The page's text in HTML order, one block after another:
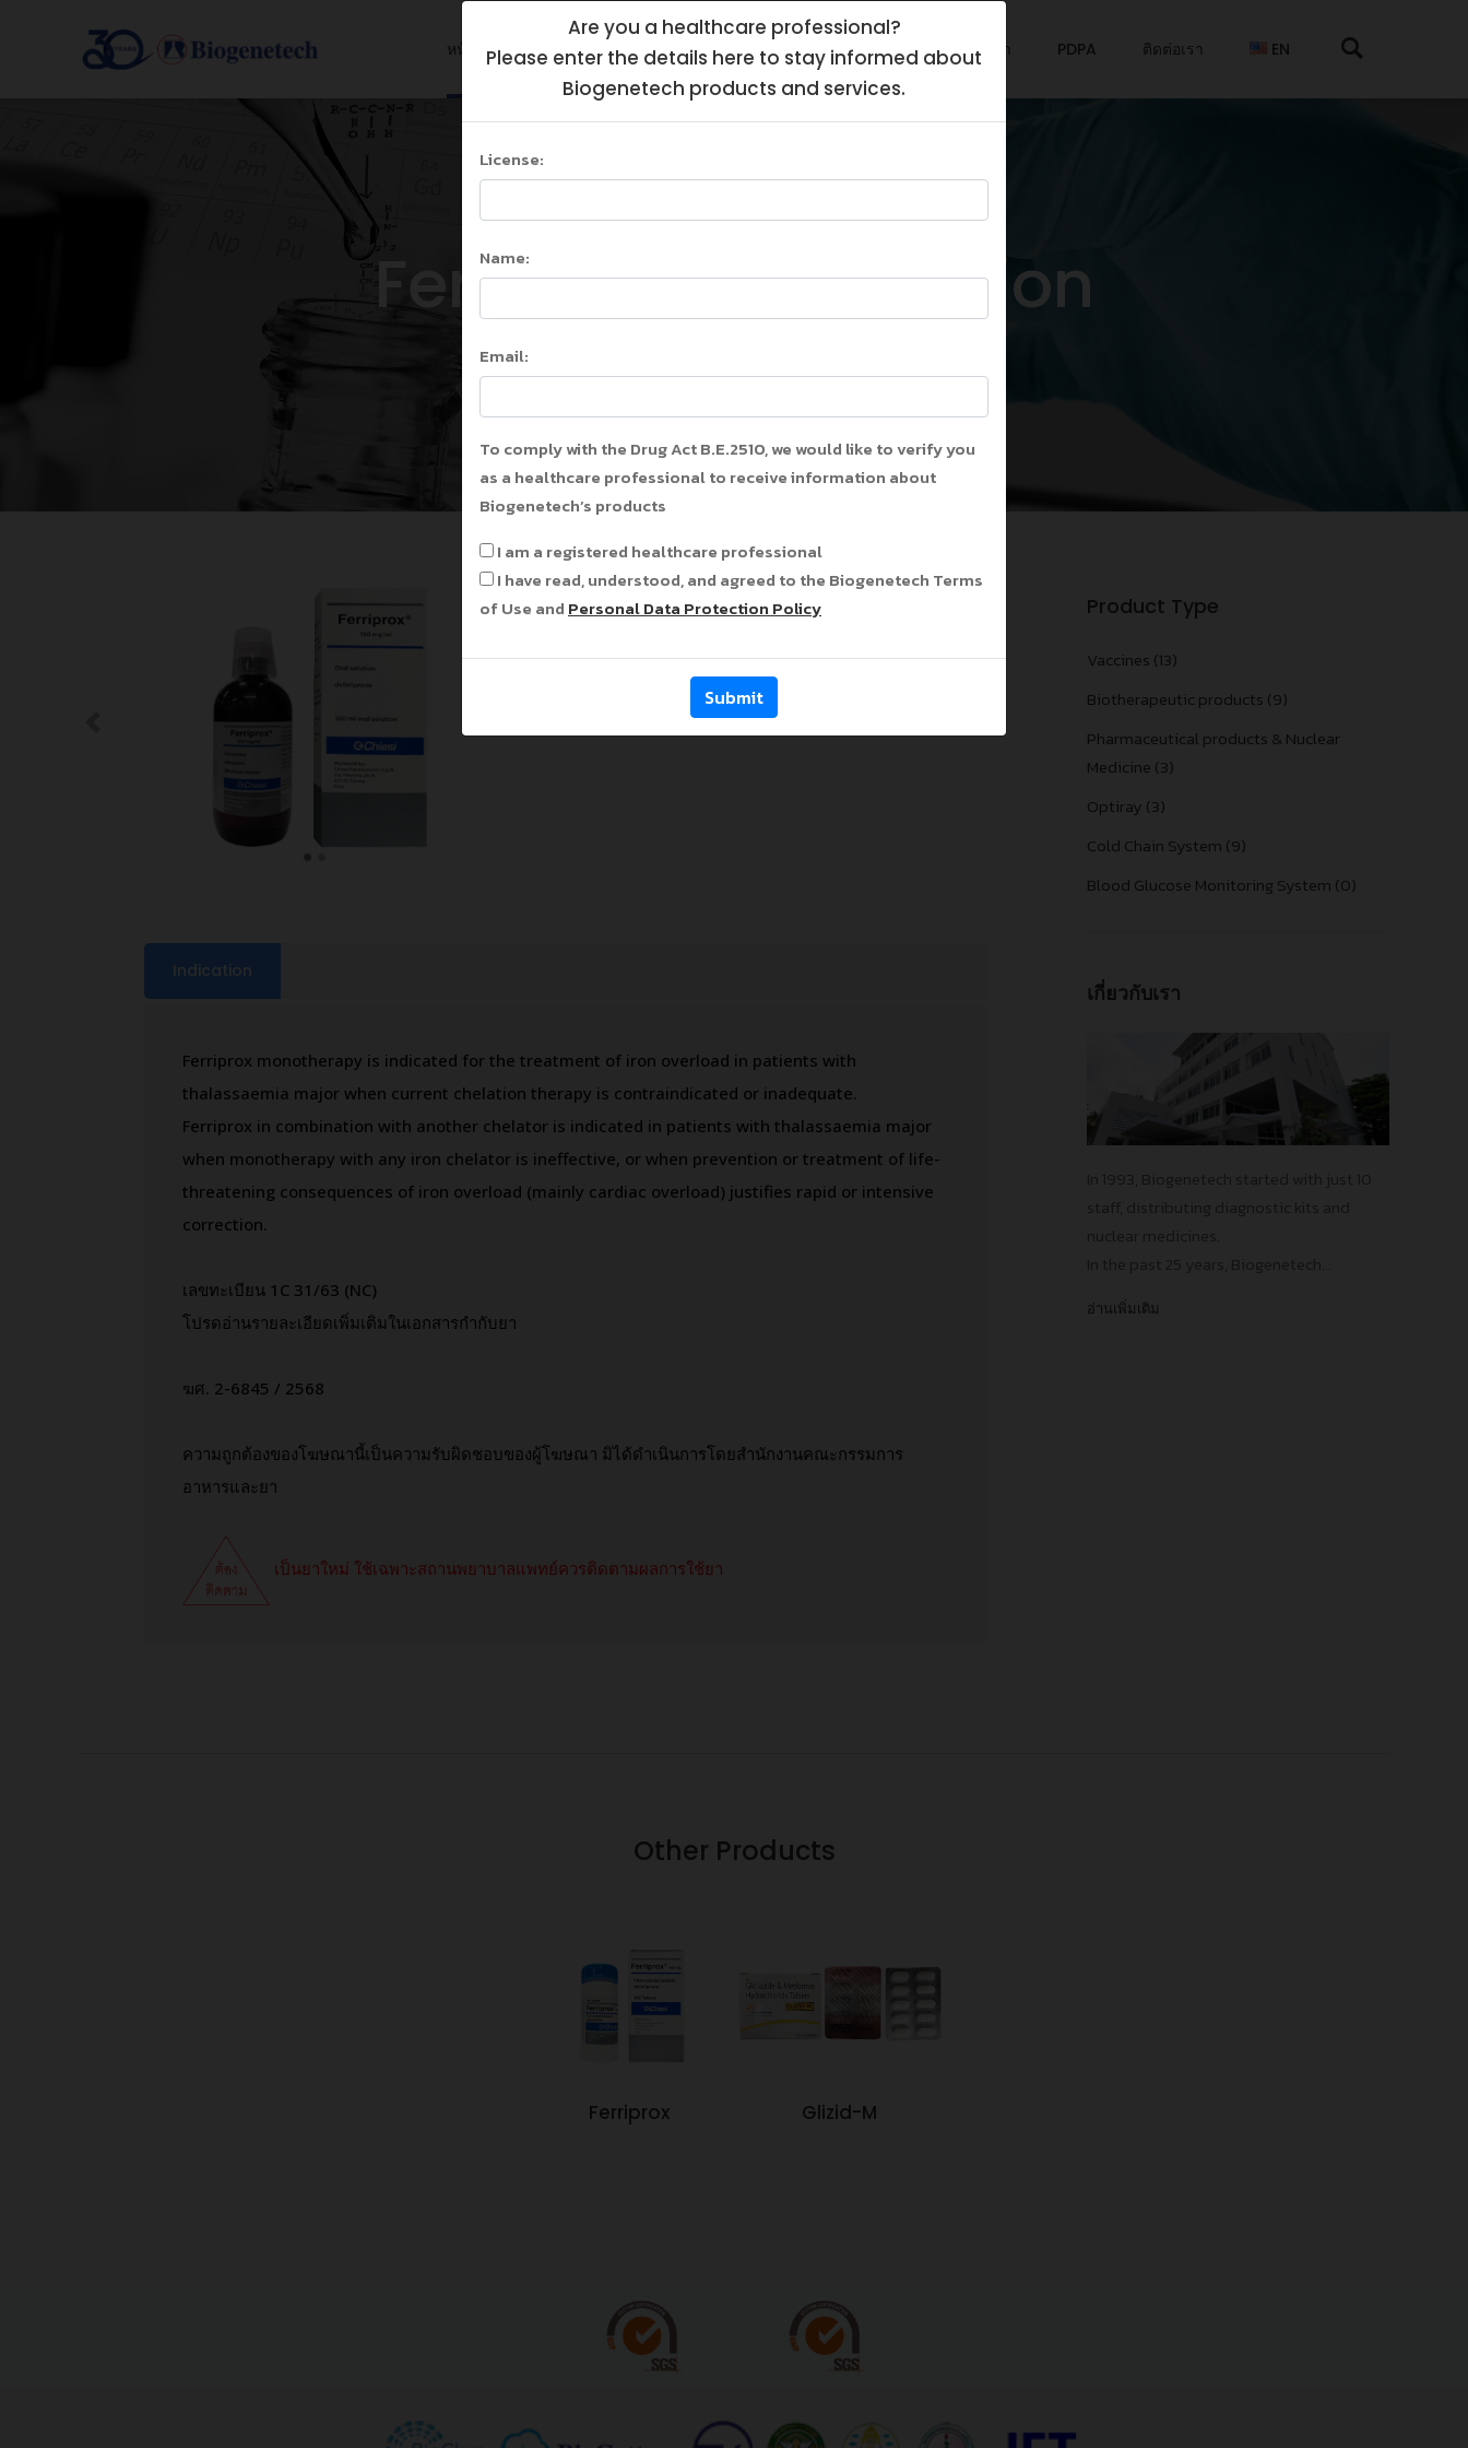
หน้าแรก Products Health Education News เกี่ยวกับเรา PDPA ติดต่อเรา EN
Ferriprox Oral Solution
Next
Ferriprox Oral Solution
(Deferiprone)
Indication
Ferriprox monotherapy is indicated for the treatment of iron overload in patients with
thalassaemia major when current chelation therapy is contraindicated or inadequate.
Ferriprox in combination with another chelator is indicated in patients with thalassaemia major
when monotherapy with any iron chelator is ineffective, or when prevention or treatment of life-
threatening consequences of iron overload (mainly cardiac overload) justifies rapid or intensive
correction.
เลขทะเบียน 1C 31/63 (NC)
โปรดอ่านรายละเอียดเพิ่มเติมในเอกสารกำกับยา
ฆศ. 2-6845 / 2568
ความถูกต้องของโฆษณานี้เป็นความรับผิดชอบของผู้โฆษณา มิได้ดำเนินการโดยสำนักงานคณะกรรมการ
อาหารและยา
เป็นยาใหม่ ใช้เฉพาะสถานพยาบาลแพทย์ควรติดตามผลการใช้ยา
Product Type
Vaccines (13)
Biotherapeutic products (9)
Pharmaceutical products & Nuclear
Medicine (3)
Optiray (3)
Cold Chain System (9)
Blood Glucose Monitoring System (0)
เกี่ยวกับเรา
vaccines and pharmaceuticals,
อ่านเพิ่มเติม
Other Products
Ferriprox Glizid-M
Are you a healthcare professional?
Please enter the details here to stay informed about
Biogenetech products and services.
License:
Name:
Email:
To comply with the Drug Act B.E.2510, we would like to verify you
as a healthcare professional to receive information about
Biogenetech’s products
I am a registered healthcare professional
I have read, understood, and agreed to the Biogenetech Terms
of Use and Personal Data Protection Policy
Submit